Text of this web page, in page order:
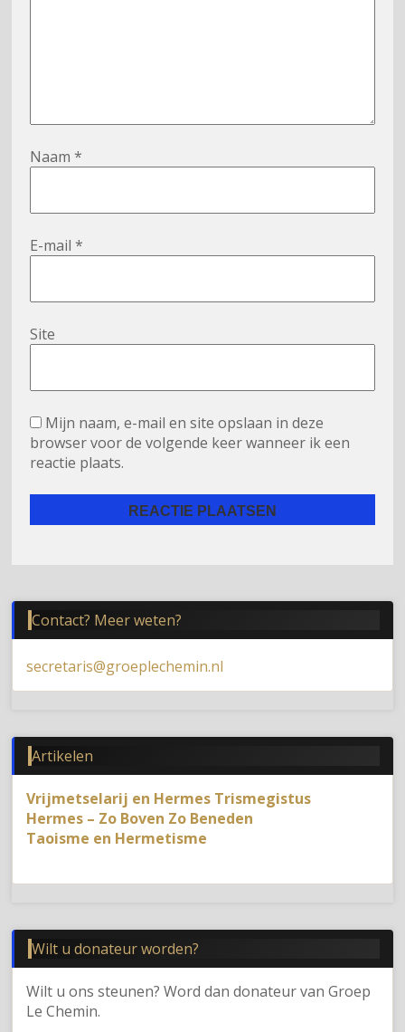
Naam*
E-mail*
Site
Mijn naam, e-mail en site opslaan in deze
browser voor de volgende keer wanneer ik een
reactie plaats.
Contact? Meer weten?
secretaris@groeplechemin.nl
Artikelen
Vrijmetselarij en Hermes Trismegistus
Hermes – Zo Boven Zo Beneden
Taoisme en Hermetisme
Wilt u donateur worden?
Wilt u ons steunen? Word dan donateur van Groep
Le Chemin.